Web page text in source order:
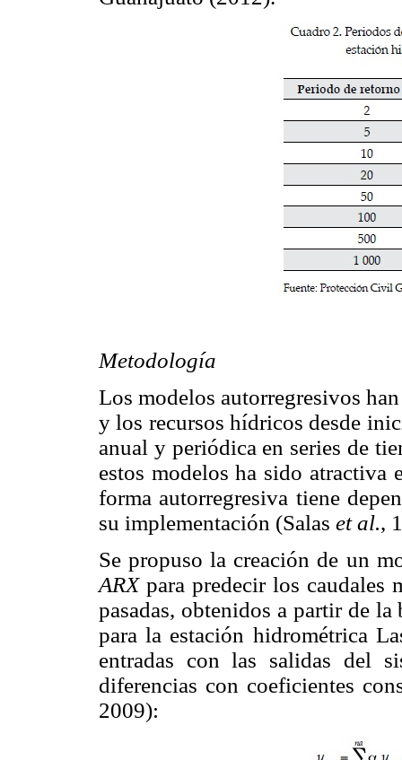
Metodología
Los modelos autorregresivos
y los recursos hídricos desde
anual y periódica en series de
estos modelos ha sido
forma autorregresiva tiene
su implementación (Salas et al.,
Se propuso la creación de un
ARXpara predecir los caudales
pasadas, obtenidos a partir de la
para la estación hidrométrica
entradas con las salidas del
diferencias con coeficientes
2009):